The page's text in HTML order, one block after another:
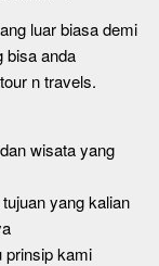
luar biasa demi
bisa anda
n travels.
wisata yang
yang kalian
prinsip kami